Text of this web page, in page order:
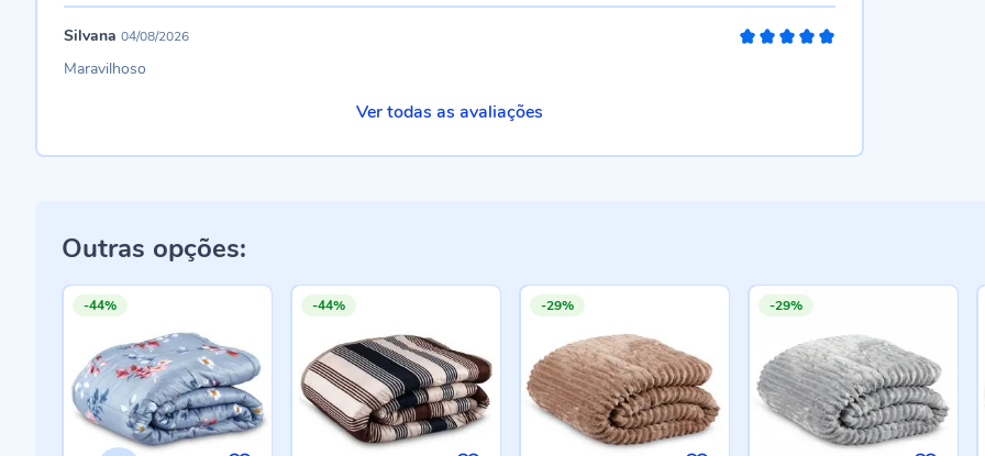
Silvana 04/08/2026
Maravilhoso
Ver todas as avaliações
Outras opções:
-44% -44% -29% -29%